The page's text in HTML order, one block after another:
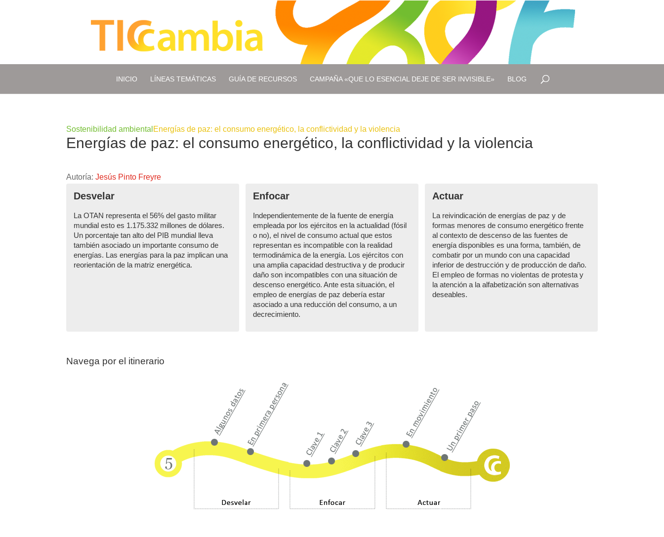
INICIO LÍNEAS TEMÁTICAS GUÍA DE RECURSOS CAMPAÑA «QUE LO ESENCIAL DEJE DE SER INVISIBLE» BLOG
Sostenibilidad ambiental Energías de paz: el consumo energético, la conflictividad y la violencia
Energías de paz: el consumo energético, la conflictividad y la violencia
Autoría: Jesús Pinto Freyre
Desvelar
La OTAN representa el 56% del gasto militar
mundial esto es 1.175.332 millones de dólares.
Un porcentaje tan alto del PIB mundial lleva
también asociado un importante consumo de
energías. Las energías para la paz implican una
reorientación de la matriz energética.
Enfocar
Independientemente de la fuente de energía
empleada por los ejércitos en la actualidad (fósil
o no), el nivel de consumo actual que estos
representan es incompatible con la realidad
termodinámica de la energía. Los ejércitos con
una amplia capacidad destructiva y de producir
daño son incompatibles con una situación de
descenso energético. Ante esta situación, el
empleo de energías de paz debería estar
asociado a una reducción del consumo, a un
decrecimiento.
Actuar
La reivindicación de energías de paz y de
formas menores de consumo energético frente
al contexto de descenso de las fuentes de
energía disponibles es una forma, también, de
combatir por un mundo con una capacidad
inferior de destrucción y de producción de daño.
El empleo de formas no violentas de protesta y
la atención a la alfabetización son alternativas
deseables.
Navega por el itinerario